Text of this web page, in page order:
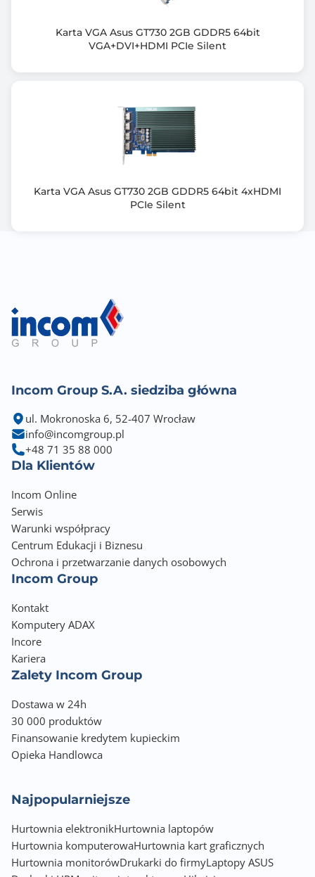
NVIDIA® Broadcast
NVIDIA® Ansel Technology
NVIDIA® Studio Driver
VR Ready
NVIDIA® Tensor Cores (AI) 5th Generation
PALIT ARGB SYNC EVO
Wymiary [S x W] (mm)
331,9 x 127,1
Aktywne (wentylator+radiator)
Minimalna moc zasilacza
700 W
Windows 11
Windows 10
Liczba zajmowanych slotów w obudowie
3
Kabel zasilający
Informacje dodatkowe
HDMI 2.1b, DP 2.1b
Dodatkowe złącza zasilania: 16-pin x1
165Hz (DSC)
HDMI 2.1b: maks. 4K 480Hz / 8K 120Hz (DSC), Gaming
VRR, HDR
HDCP 2.3
Karta VGA Asus GT730 2GB GDDR5 64bit
VGA+DVI+HDMI PCIe Silent
Karta VGA Asus GT730 2GB GDDR5 64bit 4xHDMI
PCIe Silent
Incom Group S.A. siedziba główna
ul. Mokronoska 6, 52-407 Wrocław
info@incomgroup.pl
+48 71 35 88 000
Dla Klientów
Incom Online
Serwis
Warunki współpracy
Centrum Edukacji i Biznesu
Ochrona i przetwarzanie danych osobowych
Incom Group
Kontakt
Komputery ADAX
Incore
Kariera
Zalety Incom Group
Dostawa w 24h
30 000 produktów
Finansowanie kredytem kupieckim
Opieka Handlowca
Najpopularniejsze
Hurtownia elektronikHurtownia laptopów
Hurtownia komputerowaHurtownia kart graficznych
Hurtownia monitorówDrukarki do firmyLaptopy ASUS